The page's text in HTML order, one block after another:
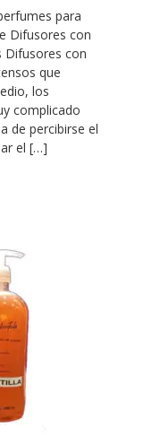
para
Difusores con
Difusores con
que
los
complicado
de percibirse el
el […]